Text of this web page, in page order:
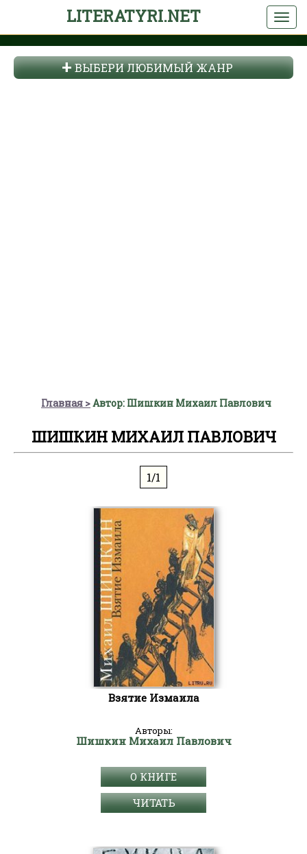
LITERATYRI.NET
ВЫБЕРИ ЛЮБИМЫЙ ЖАНР
Главная Автор: Шишкин Михаил Павлович
ШИШКИН МИХАИЛ ПАВЛОВИЧ
1/1
Взятие Измаила
Авторы:
Шишкин Михаил Павлович
О КНИГЕ
ЧИТАТЬ